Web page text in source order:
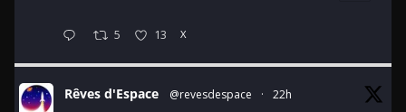
5 13 X
Rêves d'Espace @revesdespace · 22h